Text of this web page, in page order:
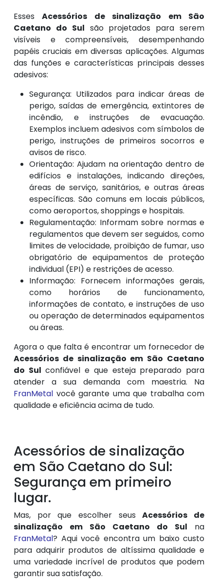
EssesAcessórios de sinalização em São
Caetano do Sul são projetados para serem
visíveis e compreensíveis, desempenhando
papéis cruciais em diversas aplicações. Algumas
das funções e características principais desses
adesivos:
Segurança: Utilizados para indicar áreas de
perigo, saídas de emergência, extintores de
incêndio, e instruções de evacuação.
Exemplos incluem adesivos com símbolos de
perigo, instruções de primeiros socorros e
avisos de risco.
Orientação: Ajudam na orientação dentro de
edifícios e instalações, indicando direções,
áreas de serviço, sanitários, e outras áreas
específicas. São comuns em locais públicos,
como aeroportos, shoppings e hospitais.
Regulamentação: Informam sobre normas e
regulamentos que devem ser seguidos, como
limites de velocidade, proibição de fumar, uso
obrigatório de equipamentos de proteção
individual (EPI) e restrições de acesso.
Informação: Fornecem informações gerais,
como horários de funcionamento,
informações de contato, e instruções de uso
ou operação de determinados equipamentos
ou áreas.
Agora o que falta é encontrar um fornecedor de
Acessórios de sinalização em São Caetano
do Sul confiável e que esteja preparado para
atender a sua demanda com maestria. Na
FranMetal você garante uma que trabalha com
qualidade e eficiência acima de tudo.
Acessórios de sinalização
em São Caetano do Sul:
Segurança em primeiro
lugar.
Mas, por que escolher seusAcessórios de
sinalização em São Caetano do Sul na
FranMetal? Aqui você encontra um baixo custo
para adquirir produtos de altíssima qualidade e
uma variedade incrível de produtos que podem
garantir sua satisfação.